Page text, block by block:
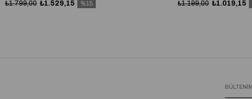
₺1.529,15
₺1.799,00 %15 ₺1.019,15
₺1.199,00